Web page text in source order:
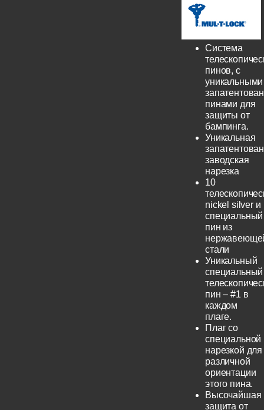
Система
пинов, с
уникальными
пинами для
защиты от
бампинга.
Уникальная
заводская
нарезка
10
nickel silver и
специальный
пин из
стали
Уникальный
специальный
пин – #1 в
каждом
плаге.
Плаг со
специальной
нарезкой для
различной
ориентации
этого пина.
Высочайшая
защита от